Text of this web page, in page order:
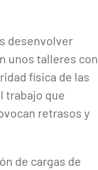
desenvolver
unos talleres con
física de las
trabajo que
retrasos y
de cargas de